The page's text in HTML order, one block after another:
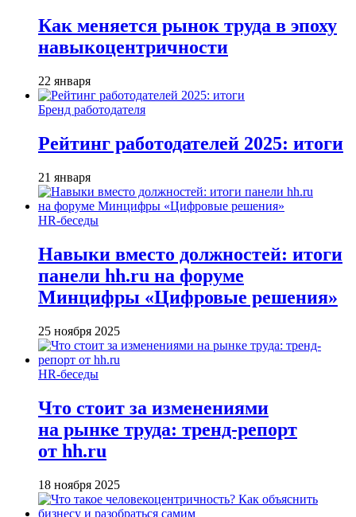
Как меняется рынок труда в эпоху
навыкоцентричности
22 января
Бренд работодателя
Рейтинг работодателей 2025: итоги
21 января
HR-беседы
Навыки вместо должностей: итоги
панели hh.ru на форуме
Минцифры «Цифровые решения»
25 ноября 2025
HR-беседы
Что стоит за изменениями
на рынке труда: тренд-репорт
от hh.ru
18 ноября 2025